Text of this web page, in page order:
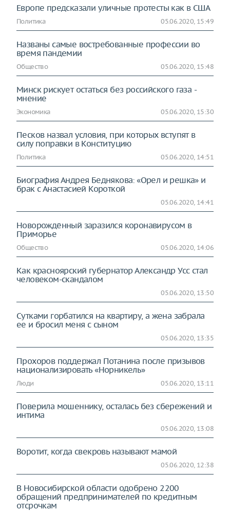
Европе предсказали уличные протесты как в США
Политика 05.06.2020, 15:49
Названы самые востребованные профессии во
время пандемии
Общество 05.06.2020, 15:48
Минск рискует остаться без российского газа -
мнение
Экономика 05.06.2020, 15:30
Песков назвал условия, при которых вступят в
силу поправки в Конституцию
Политика 05.06.2020, 14:51
Биография Андрея Беднякова: «Орел и решка» и
брак с Анастасией Короткой
05.06.2020, 14:41
Новорождённый заразился коронавирусом в
Приморье
Общество 05.06.2020, 14:06
Как красноярский губернатор Александр Усс стал
человеком-скандалом
05.06.2020, 13:50
Сутками горбатился на квартиру, а жена забрала
ее и бросил меня с сыном
05.06.2020, 13:35
Прохоров поддержал Потанина после призывов
национализировать «Норникель»
Люди 05.06.2020, 13:11
Поверила мошеннику, осталась без сбережений и
интима
05.06.2020, 13:08
Воротит, когда свекровь называют мамой
05.06.2020, 12:38
В Новосибирской области одобрено 2200
обращений предпринимателей по кредитным
отсрочкам